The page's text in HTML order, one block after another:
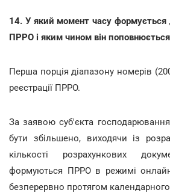
14. У який момент часу формується
ПРРО і яким чином він
Перша порція діапазону номерів
реєстрації ПРРО.
За заявою суб'єкта
бути збільшено, виходячи із
кількості розрахункових
формуються ПРРО в режимі
безперервно протягом